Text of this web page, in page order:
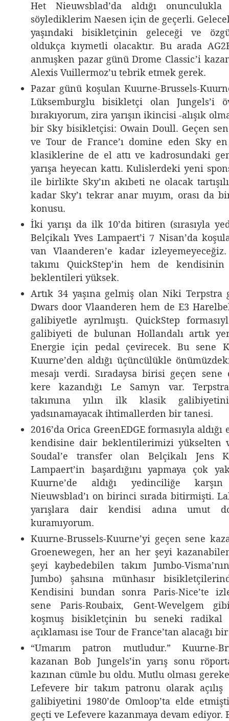
Het Nieuwsblad’da aldığı
söylediklerim Naesen için de geçerli.
yaşındaki bisikletçinin geleceği ve
oldukça kıymetli olacaktır. Bu arada
anmışken pazar günü Drome Classic’i
Alexis Vuillermoz’u tebrik etmek gerek.
Pazar günü koşulan Kuurne-Brussels-
Lüksemburglu bisikletçi olan Jungels’i
bırakıyorum, zira yarışın ikincisi -alışık
bir Sky bisikletçisi: Owain Doull. Geçen
ve Tour de France’ı domine eden Sky
klasiklerine de el attı ve kadrosundaki
yarışa heyecan kattı. Kulislerdeki yeni
ile birlikte Sky’ın akıbeti ne olacak
kadar Sky’ı tekrar anar mıyım, orası da
konusu.
İki yarışı da ilk 10’da bitiren (sırasıyla
Belçikalı Yves Lampaert’i 7 Nisan’da
van Vlaanderen’e kadar
takımı QuickStep’in hem de
beklentileri yüksek.
Artık 34 yaşına gelmiş olan Niki Terpstra
Dwars door Vlaanderen hem de E3
galibiyetle ayrılmıştı. QuickStep
galibiyeti de bulunan Hollandalı artık
Energie için pedal çevirecek. Bu sene
Kuurne’den aldığı üçüncülükle
mesajı verdi. Sıradaysa birisi geçen
kere kazandığı Le Samyn var.
takımına yılın ilk klasik galibiyetini
yadsınamayacak ihtimallerden bir tanesi.
2016’da Orica GreenEDGE formasıyla
kendisine dair beklentilerimizi yükselten
Soudal’e transfer olan Belçikalı Jens
Lampaert’in başardığını yapmaya çok
Kuurne’de aldığı yedinciliğe
Nieuwsblad’ı on birinci sırada bitirmişti.
yarışlara dair kendisi adına umut
kuramıyorum.
Kuurne-Brussels-Kuurne’yi geçen sene
Groenewegen, her an her şeyi
şeyi kaybedebilen takım Jumbo-
Jumbo) şahsına münhasır
Kendisini bundan sonra Paris-Nice’te
sene Paris-Roubaix, Gent-Wevelgem
koşmuş bisikletçinin bu seneki radikal
açıklaması ise Tour de France’tan alacağı
“Umarım patron mutludur.” Kuurne-
kazanan Bob Jungels’in yarış sonu
kazınan cümle bu oldu. Mutlu olması
Lefevere bir takım patronu olarak açılış
galibiyetini 1980’de Omloop’ta elde
geçti ve Lefevere kazanmaya devam ediyor.